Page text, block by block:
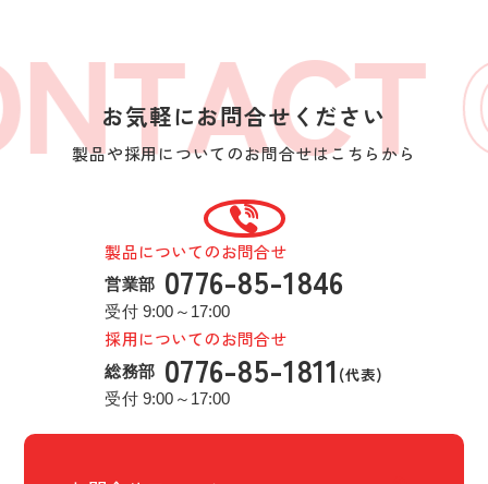
お気軽にお問合せください
製品や採用についてのお問合せはこちらから
製品についてのお問合せ
営業部 0776-85-1846
受付 9:00～17:00
採用についてのお問合せ
総務部 0776-85-1811
受付 9:00～17:00